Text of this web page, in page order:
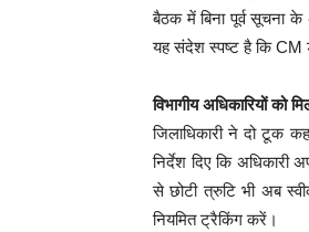
बैठक में बिना पूर्व सूचना के
यह संदेश स्पष्ट है कि CM
विभागीय अधिकारियों को
जिलाधिकारी ने दो टूक
निर्देश दिए कि
से छोटी त्रुटि भी अब
नियमित ट्रैकिंग करें।